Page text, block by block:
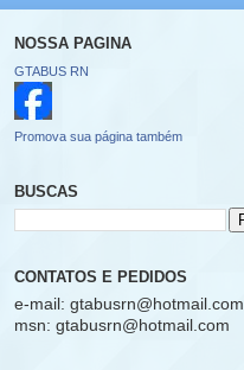
NOSSA PAGINA
GTABUS RN
Promova sua página também
BUSCAS
CONTATOS E PEDIDOS
e-mail: gtabusrn@hotmail.com
msn: gtabusrn@hotmail.com